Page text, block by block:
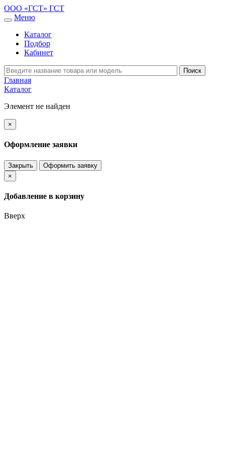
ООО «ГСТ» ГСТ
Меню
Каталог
Подбор
Кабинет
Главная
Каталог
Элемент не найден
×
Оформление заявки
Закрыть
Оформить заявку
×
Добавление в корзину
Вверх